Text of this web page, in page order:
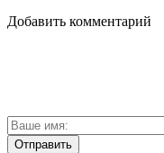
Добавить комментарий